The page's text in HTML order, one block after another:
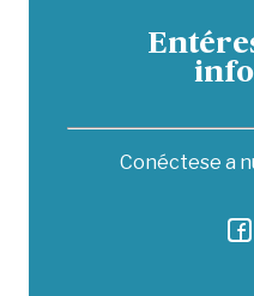
Conéctese a